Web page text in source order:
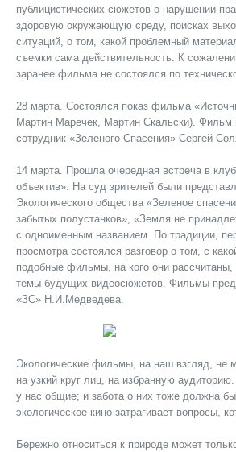
публицистических сюжетов о нарушении
здоровую окружающую среду, поисках
ситуаций, о том, какой проблемный
съемки сама действительность. К
заранее фильма не состоялся по
28 марта. Состоялся показ фильма
Мартин Маречек, Мартин Скальски). Фильм
сотрудник «Зеленого Спасения» Сергей
14 марта. Прошла очередная встреча в
объектив». На суд зрителей были
Экологического общества «Зеленое
забытых полустанков», «Земля не
с одноименным названием. По традиции,
просмотра состоялся разговор о том, с
подобные фильмы, на кого они рассчитаны,
темы будущих видеосюжетов. Фильмы
«ЗС» Н.И.Медведева.
Экологические фильмы, на наш взгляд, не
на узкий круг лиц, на избранную
у нас общие; и забота о них тоже должна
экологическое кино затрагивает вопросы,
Бережно относиться к природе может